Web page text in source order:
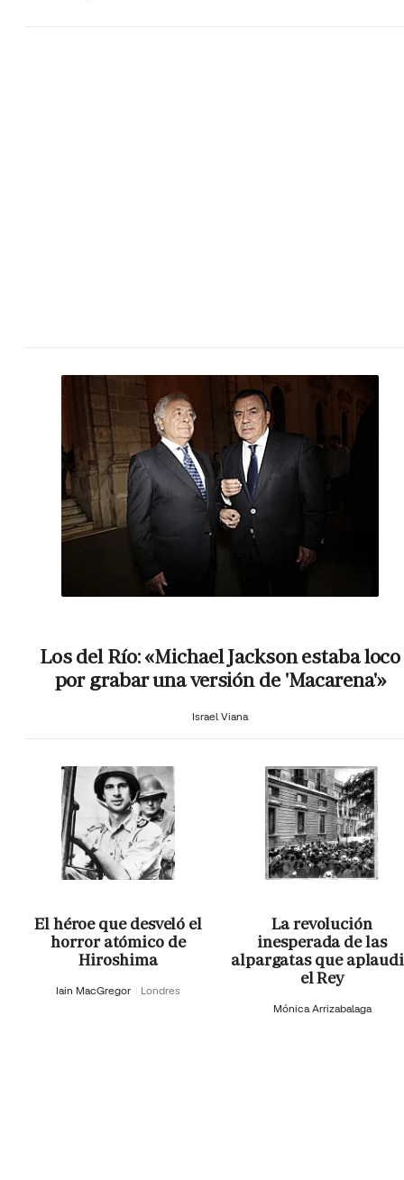
Los del Río: «Michael Jackson estaba loco
por grabar una versión de 'Macarena'»
Israel Viana
El héroe que desveló el
horror atómico de
Hiroshima
Iain MacGregor Londres
La revolución
inesperada de las
alpargatas que
el Rey
Mónica Arrizabalaga